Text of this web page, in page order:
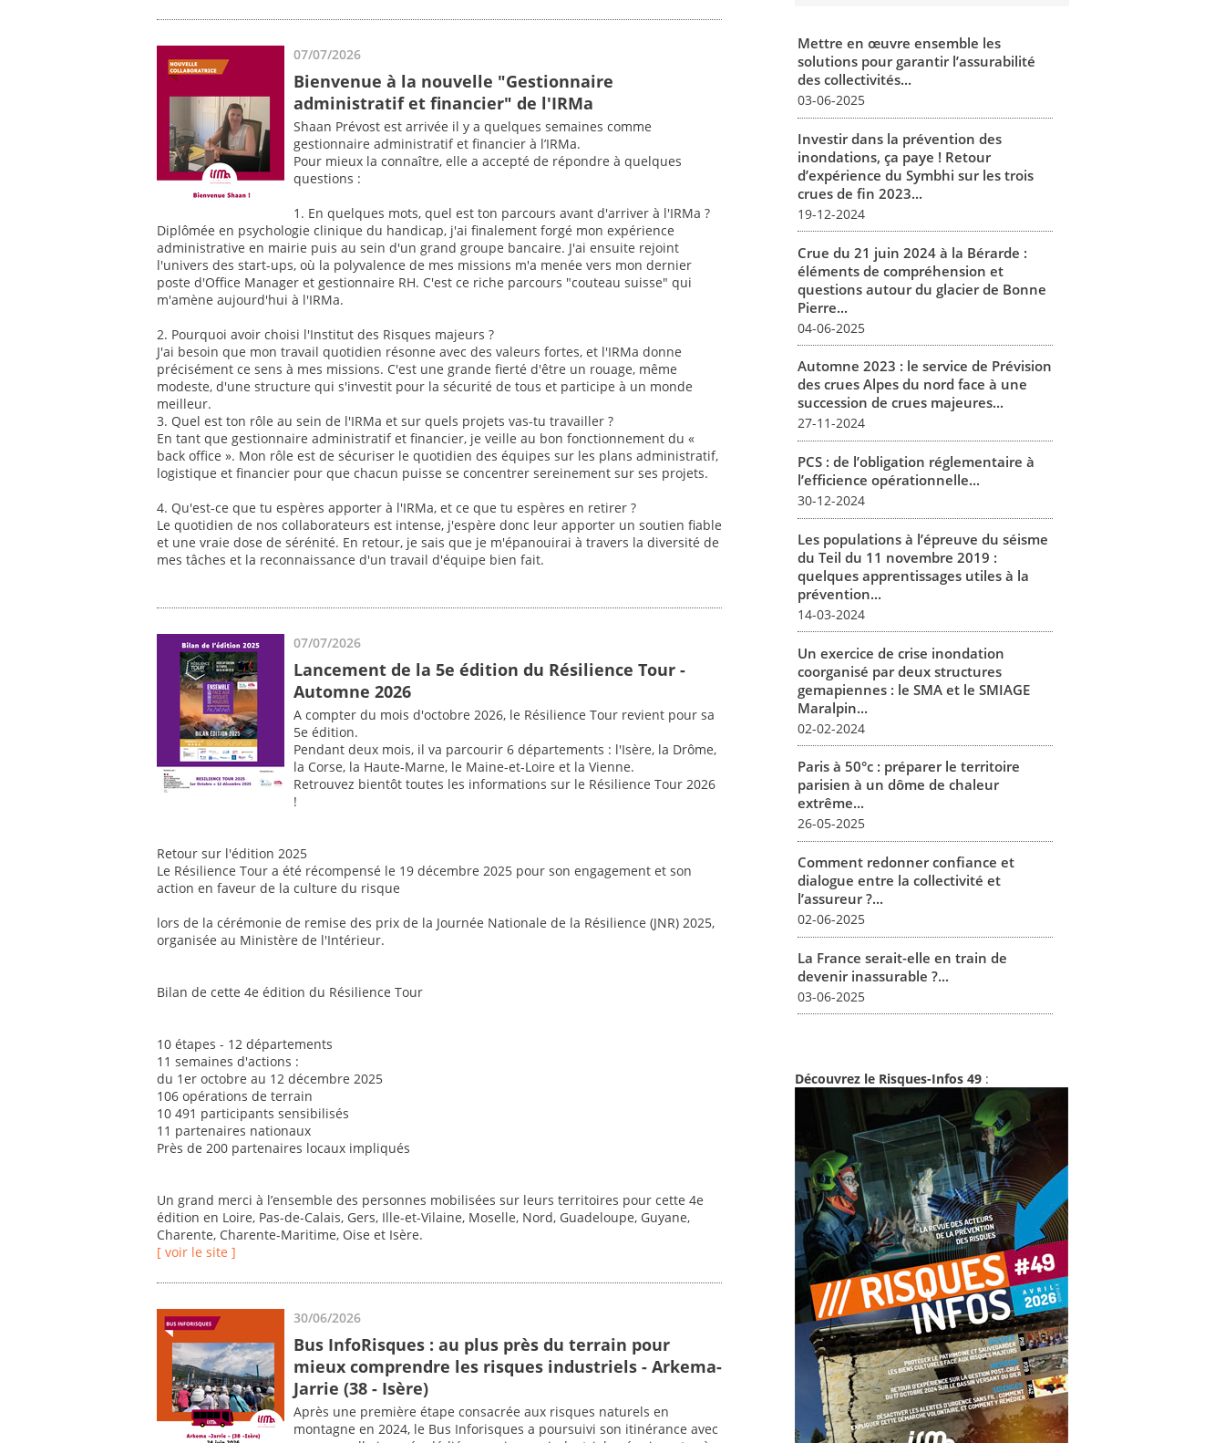
07/07/2026
Bienvenue à la nouvelle "Gestionnaire
administratif et financier" de l'IRMa
Shaan Prévost est arrivée il y a quelques semaines comme
gestionnaire administratif et financier à l’IRMa.
Pour mieux la connaître, elle a accepté de répondre à quelques
questions :
1. En quelques mots, quel est ton parcours avant d'arriver à l'IRMa ?
Diplômée en psychologie clinique du handicap, j'ai finalement forgé mon expérience
administrative en mairie puis au sein d'un grand groupe bancaire. J'ai ensuite rejoint
l'univers des start-ups, où la polyvalence de mes missions m'a menée vers mon dernier
poste d'Office Manager et gestionnaire RH. C'est ce riche parcours "couteau suisse" qui
m'amène aujourd'hui à l'IRMa.
2. Pourquoi avoir choisi l'Institut des Risques majeurs ?
J'ai besoin que mon travail quotidien résonne avec des valeurs fortes, et l'IRMa donne
précisément ce sens à mes missions. C'est une grande fierté d'être un rouage, même
modeste, d'une structure qui s'investit pour la sécurité de tous et participe à un monde
meilleur.
3. Quel est ton rôle au sein de l'IRMa et sur quels projets vas-tu travailler ?
En tant que gestionnaire administratif et financier, je veille au bon fonctionnement du «
back office ». Mon rôle est de sécuriser le quotidien des équipes sur les plans administratif,
logistique et financier pour que chacun puisse se concentrer sereinement sur ses projets.
4. Qu'est-ce que tu espères apporter à l'IRMa, et ce que tu espères en retirer ?
Le quotidien de nos collaborateurs est intense, j'espère donc leur apporter un soutien fiable
et une vraie dose de sérénité. En retour, je sais que je m'épanouirai à travers la diversité de
mes tâches et la reconnaissance d'un travail d'équipe bien fait.
07/07/2026
Lancement de la 5e édition du Résilience Tour -
Automne 2026
A compter du mois d'octobre 2026, le Résilience Tour revient pour sa
5e édition.
Pendant deux mois, il va parcourir 6 départements : l'Isère, la Drôme,
la Corse, la Haute-Marne, le Maine-et-Loire et la Vienne.
Retrouvez bientôt toutes les informations sur le Résilience Tour 2026
!
Retour sur l'édition 2025
Le Résilience Tour a été récompensé le 19 décembre 2025 pour son engagement et son
action en faveur de la culture du risque
lors de la cérémonie de remise des prix de la Journée Nationale de la Résilience (JNR) 2025,
organisée au Ministère de l'Intérieur.
Bilan de cette 4e édition du Résilience Tour
10 étapes - 12 départements
11 semaines d'actions :
du 1er octobre au 12 décembre 2025
106 opérations de terrain
10 491 participants sensibilisés
11 partenaires nationaux
Près de 200 partenaires locaux impliqués
Un grand merci à l’ensemble des personnes mobilisées sur leurs territoires pour cette 4e
édition en Loire, Pas-de-Calais, Gers, Ille-et-Vilaine, Moselle, Nord, Guadeloupe, Guyane,
Charente, Charente-Maritime, Oise et Isère.
[ voir le site ]
30/06/2026
Bus InfoRisques : au plus près du terrain pour
mieux comprendre les risques industriels - Arkema-
Jarrie (38 - Isère)
Après une première étape consacrée aux risques naturels en
montagne en 2024, le Bus Inforisques a poursuivi son itinérance avec
Mettre en œuvre ensemble les
solutions pour garantir l’assurabilité
des collectivités...
03-06-2025
Investir dans la prévention des
inondations, ça paye ! Retour
d’expérience du Symbhi sur les trois
crues de fin 2023...
19-12-2024
Crue du 21 juin 2024 à la Bérarde :
éléments de compréhension et
questions autour du glacier de Bonne
Pierre...
04-06-2025
Automne 2023 : le service de Prévision
des crues Alpes du nord face à une
succession de crues majeures...
27-11-2024
PCS : de l’obligation réglementaire à
l’efficience opérationnelle...
30-12-2024
Les populations à l’épreuve du séisme
du Teil du 11 novembre 2019 :
quelques apprentissages utiles à la
prévention...
14-03-2024
Un exercice de crise inondation
coorganisé par deux structures
gemapiennes : le SMA et le SMIAGE
Maralpin...
02-02-2024
Paris à 50°c : préparer le territoire
parisien à un dôme de chaleur
extrême...
26-05-2025
Comment redonner confiance et
dialogue entre la collectivité et
l’assureur ?...
02-06-2025
La France serait-elle en train de
devenir inassurable ?...
03-06-2025
Découvrez le Risques-Infos 49 :